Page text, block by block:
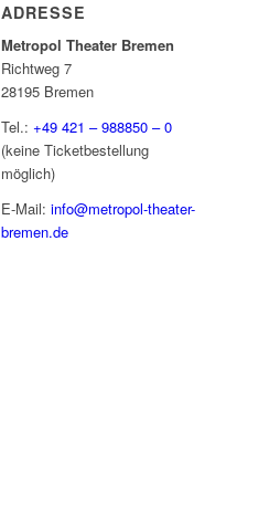
ADRESSE
Metropol Theater Bremen
Richtweg 7
28195 Bremen
Tel.: +49 421 – 988850 – 0
(keine Ticketbestellung
möglich)
E-Mail: info@metropol-theater-
bremen.de